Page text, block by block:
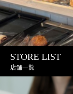
STORE LIST
店舗一覧